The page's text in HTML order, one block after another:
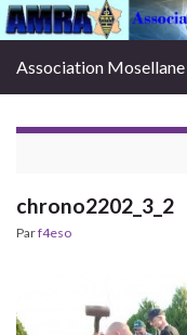
Association
chrono2202_3_2
Parf4eso